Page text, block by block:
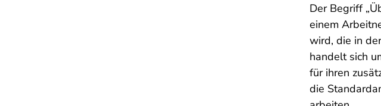
Der Begriff
einem
wird, die in
handelt sich
für ihren
die